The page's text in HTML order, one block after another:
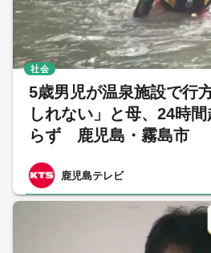
5歳男児が温泉施設で行
しれない」と母、24時
らず 鹿児島・霧島市
鹿児島テレビ
社会